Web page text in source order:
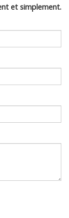
et simplement.